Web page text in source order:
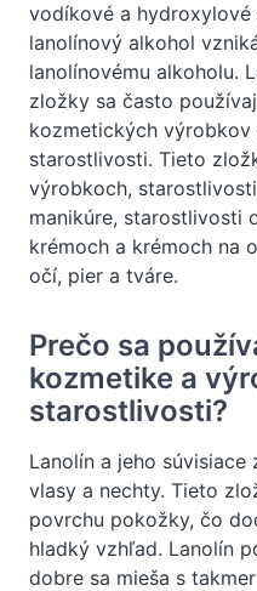
vodíkové a hydroxylové
lanolínový alkohol
lanolínovému alkoholu.
zložky sa často
kozmetických
starostlivosti. Tieto
výrobkoch,
manikúre, starostlivosti
krémoch a krémoch na
očí, pier a tváre.
Prečo sa
kozmetike a
starostlivosti?
Lanolín a jeho
vlasy a nechty. Tieto
povrchu pokožky, čo
hladký vzhľad. Lanolín
dobre sa mieša s